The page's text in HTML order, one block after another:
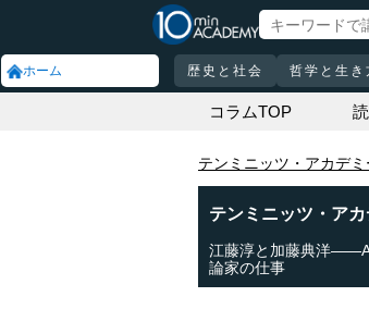
ホーム 歴史と社会 哲学と生き
コラムTOP
テンミニッツ・アカデミ
テンミニッツ・ア
江藤淳と加藤典洋
論家の仕事